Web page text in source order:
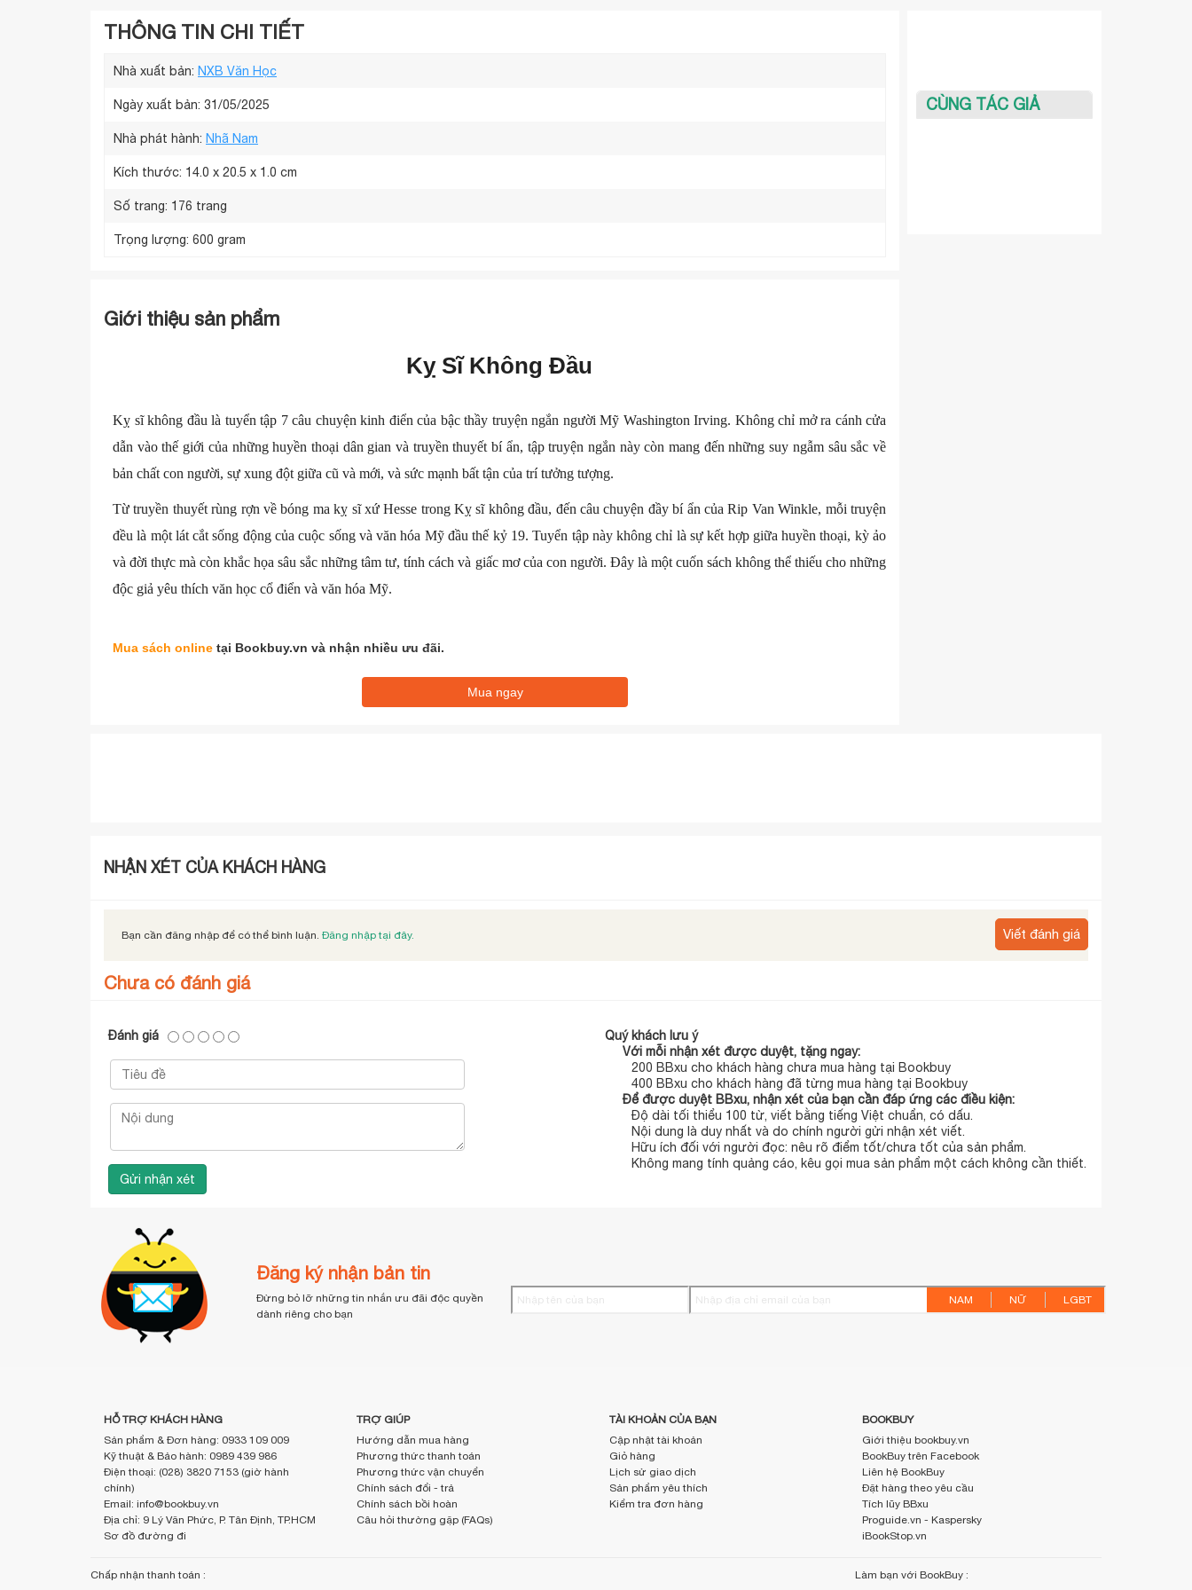
THÔNG TIN CHI TIẾT
Nhà xuất bản: NXB Văn Học
Ngày xuất bản: 31/05/2025
Nhà phát hành: Nhã Nam
Kích thước: 14.0 x 20.5 x 1.0 cm
Số trang: 176 trang
Trọng lượng: 600 gram
Giới thiệu sản phẩm
Kỵ Sĩ Không Đầu
Kỵ sĩ không đầu là tuyển tập 7 câu chuyện kinh điển của bậc thầy truyện ngắn người Mỹ Washington Irving. Không chỉ mở ra cánh cửa
dẫn vào thế giới của những huyền thoại dân gian và truyền thuyết bí ẩn, tập truyện ngắn này còn mang đến những suy ngẫm sâu sắc về
bản chất con người, sự xung đột giữa cũ và mới, và sức mạnh bất tận của trí tưởng tượng.
Từ truyền thuyết rùng rợn về bóng ma kỵ sĩ xứ Hesse trong Kỵ sĩ không đầu, đến câu chuyện đầy bí ẩn của Rip Van Winkle, mỗi truyện
đều là một lát cắt sống động của cuộc sống và văn hóa Mỹ đầu thế kỷ 19. Tuyển tập này không chỉ là sự kết hợp giữa huyền thoại, kỳ ảo
và đời thực mà còn khắc họa sâu sắc những tâm tư, tính cách và giấc mơ của con người. Đây là một cuốn sách không thể thiếu cho những
độc giả yêu thích văn học cổ điển và văn hóa Mỹ.
Mua sách online tại Bookbuy.vn và nhận nhiều ưu đãi.
Mua ngay
CÙNG TÁC GIẢ
NHẬN XÉT CỦA KHÁCH HÀNG
Viết đánh giá
Bạn cần đăng nhập để có thể bình luận. Đăng nhập tại đây.
Chưa có đánh giá
Đánh giá
Quý khách lưu ý
Với mỗi nhận xét được duyệt, tặng ngay:
200 BBxu cho khách hàng chưa mua hàng tại Bookbuy
400 BBxu cho khách hàng đã từng mua hàng tại Bookbuy
Để được duyệt BBxu, nhận xét của bạn cần đáp ứng các điều kiện:
Độ dài tối thiểu 100 từ, viết bằng tiếng Việt chuẩn, có dấu.
Nội dung là duy nhất và do chính người gửi nhận xét viết.
Hữu ích đối với người đọc: nêu rõ điểm tốt/chưa tốt của sản phẩm.
Không mang tính quảng cáo, kêu gọi mua sản phẩm một cách không cần thiết.
Đăng ký nhận bản tin
Đừng bỏ lỡ những tin nhắn ưu đãi độc quyền
dành riêng cho bạn
NAM NỮ LGBT
HỖ TRỢ KHÁCH HÀNG
Sản phẩm & Đơn hàng: 0933 109 009
Kỹ thuật & Bảo hành: 0989 439 986
Điện thoại: (028) 3820 7153 (giờ hành
chính)
Email: info@bookbuy.vn
Địa chỉ: 9 Lý Văn Phức, P. Tân Định, TP.HCM
Sơ đồ đường đi
TRỢ GIÚP
Hướng dẫn mua hàng
Phương thức thanh toán
Phương thức vận chuyển
Chính sách đổi - trả
Chính sách bồi hoàn
Câu hỏi thường gặp (FAQs)
TÀI KHOẢN CỦA BẠN
Cập nhật tài khoản
Giỏ hàng
Lịch sử giao dịch
Sản phẩm yêu thích
Kiểm tra đơn hàng
BOOKBUY
Giới thiệu bookbuy.vn
BookBuy trên Facebook
Liên hệ BookBuy
Đặt hàng theo yêu cầu
Tích lũy BBxu
Proguide.vn - Kaspersky
iBookStop.vn
Chấp nhận thanh toán : Làm bạn với BookBuy :